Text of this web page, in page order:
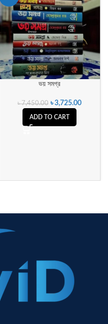
ভয় সমগ্র
৳7,450.00 ৳3,725.00
ADD TO CART